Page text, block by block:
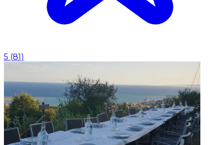
5 (81 )